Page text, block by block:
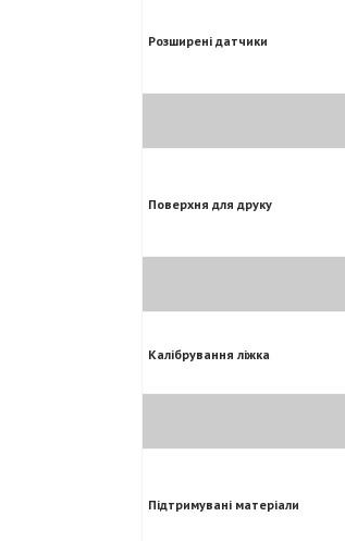
Розширені датчики
Поверхня для друку
Калібрування ліжка
Підтримувані матеріали